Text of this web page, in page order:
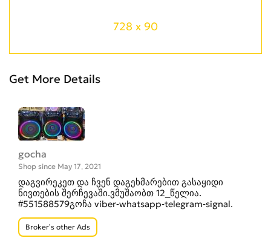
728 x 90
Get More Details
gocha
Shop since May 17, 2021
დაგვირეკეთ და ჩვენ დაგეხმარებით გასაყიდი
ნივთების შერჩევაში.ვმუშაობთ 12_წელია.
#551588579გოჩა viber-whatsapp-telegram-signal.
Broker’s other Ads